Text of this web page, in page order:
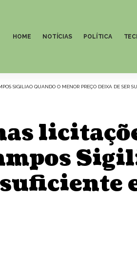
HOME NOTÍCIAS POLÍTICA
SIGILIAO QUANDO O MENOR PREÇO DEIXA DE SER